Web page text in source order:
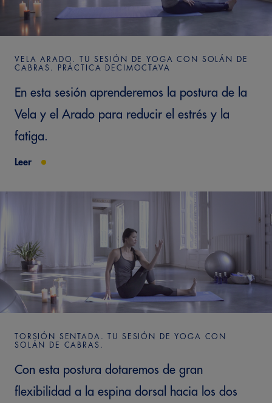
VELA ARADO. TU SESIÓN DE YOGA CON SOLÁN DE
CABRAS. PRÁCTICA DECIMOCTAVA
En esta sesión aprenderemos la postura de la
Vela y el Arado para reducir el estrés y la
fatiga.
Leer
TORSIÓN SENTADA. TU SESIÓN DE YOGA CON
SOLÁN DE CABRAS.
Con esta postura dotaremos de gran
flexibilidad a la espina dorsal hacia los dos